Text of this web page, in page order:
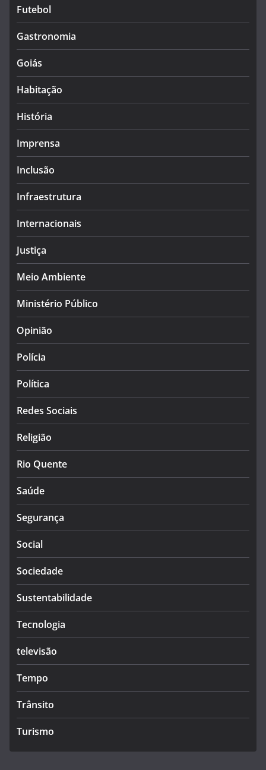
Futebol
Gastronomia
Goiás
Habitação
História
Imprensa
Inclusão
Infraestrutura
Internacionais
Justiça
Meio Ambiente
Ministério Público
Opinião
Polícia
Política
Redes Sociais
Religião
Rio Quente
Saúde
Segurança
Social
Sociedade
Sustentabilidade
Tecnologia
televisão
Tempo
Trânsito
Turismo